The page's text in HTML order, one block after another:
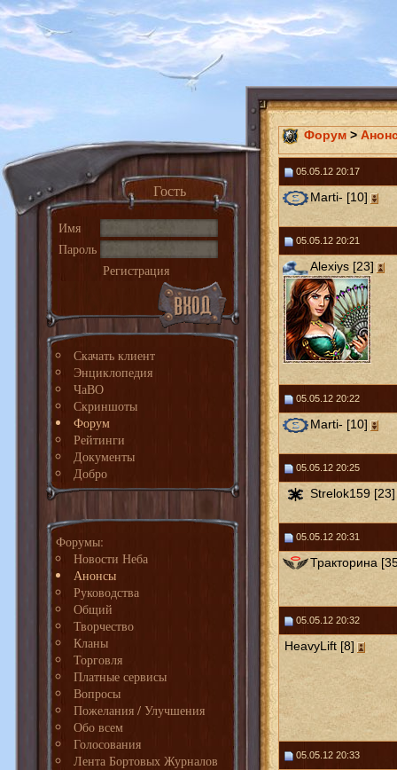
Гость
Имя
Пароль
Регистрация
Скачать клиент
Энциклопедия
ЧаВО
Скриншоты
Форум
Рейтинги
Документы
Добро
Форумы:
Новости Неба
Анонсы
Руководства
Общий
Творчество
Кланы
Торговля
Платные сервисы
Вопросы
Пожелания / Улучшения
Обо всем
Голосования
Лента Бортовых Журналов
Форум >
05.05.12 20:17
Marti- [10]
05.05.12 20:21
Alexiys [23]
05.05.12 20:22
Marti- [10]
05.05.12 20:25
Strelok159 [23]
05.05.12 20:31
Тракторина
05.05.12 20:32
HeavyLift [8]
05.05.12 20:33